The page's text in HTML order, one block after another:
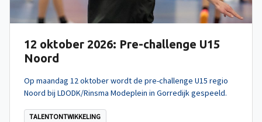
12 oktober 2026: Pre-challenge U15
Noord
Op maandag 12 oktober wordt de pre-challenge U15 regio
Noord bij LDODK/Rinsma Modeplein in Gorredijk gespeeld.
TALENTONTWIKKELING